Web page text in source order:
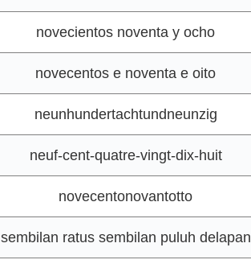
novecientos noventa y ocho
novecentos e noventa e oito
neunhundertachtundneunzig
neuf-cent-quatre-vingt-dix-huit
novecentonovantotto
sembilan ratus sembilan puluh delapan